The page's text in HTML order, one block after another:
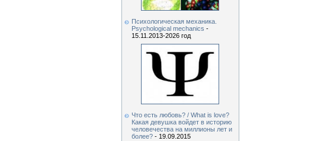
Психологическая механика.
Psychological mechanics -
15.11.2013-2026 год
Что есть любовь? / What is love?
Какая девушка войдет в историю
человечества на миллионы лет и
более?- 19.09.2015